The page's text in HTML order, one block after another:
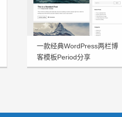
一款经典WordPress两栏博
客模板Period分享